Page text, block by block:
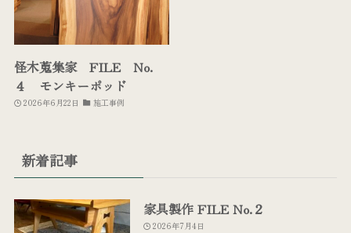
怪木蒐集家 FILE No.
４ モンキーポッド
2026年6月22日 施工事例
新着記事
家具製作 FILE No.２
2026年7月4日